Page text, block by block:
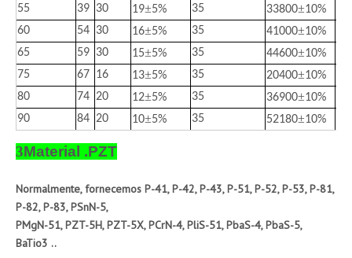
55
39 30 19±5% 35 33800±10%
60
54 30 16±5% 35 41000±10%
65
59 30 15±5% 35 44600±10%
75
67 16 13±5% 35 20400±10%
80
74 20 12±5% 35 36900±10%
90
84 20 10±5% 35 52180±10%
3Material .PZT
Normalmente, fornecemos P-41, P-42, P-43, P-51, P-52, P-53, P-81,
P-82, P-83, PSnN-5,
PMgN-51, PZT-5H, PZT-5X, PCrN-4, PliS-51, PbaS-4, PbaS-5,
BaTio3 ..